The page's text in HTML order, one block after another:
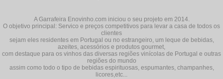
A Garrafeira Enovinho.com iniciou o seu projeto em 2014.
O objetivo principal: Servico e preços competitivos para levar a casa de todos os
clientes
sejam eles residentes em Portugal ou no estrangeiro, um leque de bebidas,
azeites, acessórios e produtos gourmet,
com destaque para os vinhos das diversas regiões vinícolas de Portugal e outras
regiões do mundo
assim como todo o tipo de bebidas espirituosas, espumantes, champanhes,
licores,etc...